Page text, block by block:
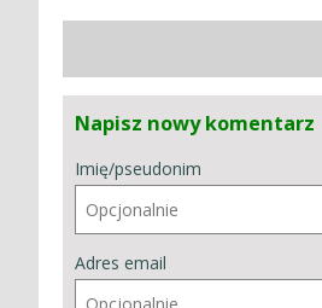
Napisz nowy komentarz
Imię/pseudonim
Adres email